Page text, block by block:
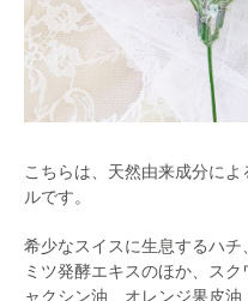
こちらは、天然由来成分に
ルです。
希少なスイスに生息するハ
ミツ発酵エキスのほか、ス
ャクシン油、オレンジ果皮